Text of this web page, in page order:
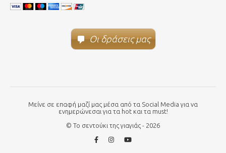
Οι δράσεις μας
Μείνε σε επαφή μαζί μας μέσα από τα Social Media για να
ενημερώνεσαι για τα hot και τα must!
© Το σεντούκι της γιαγιάς - 2026